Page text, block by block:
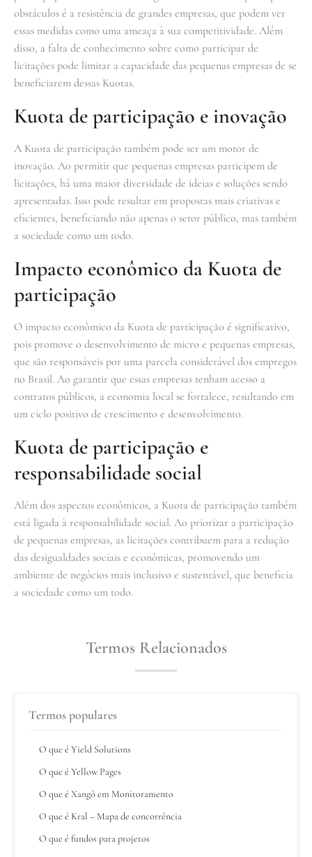
obstáculos é a resistência de grandes empresas, que podem ver
essas medidas como uma ameaça à sua competitividade. Além
disso, a falta de conhecimento sobre como participar de
licitações pode limitar a capacidade das pequenas empresas de se
beneficiarem dessas Kuotas.
Kuota de participação e inovação
A Kuota de participação também pode ser um motor de
inovação. Ao permitir que pequenas empresas participem de
licitações, há uma maior diversidade de ideias e soluções sendo
apresentadas. Isso pode resultar em propostas mais criativas e
eficientes, beneficiando não apenas o setor público, mas também
a sociedade como um todo.
Impacto econômico da Kuota de
participação
O impacto econômico da Kuota de participação é significativo,
pois promove o desenvolvimento de micro e pequenas empresas,
que são responsáveis por uma parcela considerável dos empregos
no Brasil. Ao garantir que essas empresas tenham acesso a
contratos públicos, a economia local se fortalece, resultando em
um ciclo positivo de crescimento e desenvolvimento.
Kuota de participação e
responsabilidade social
Além dos aspectos econômicos, a Kuota de participação também
está ligada à responsabilidade social. Ao priorizar a participação
de pequenas empresas, as licitações contribuem para a redução
das desigualdades sociais e econômicas, promovendo um
ambiente de negócios mais inclusivo e sustentável, que beneficia
a sociedade como um todo.
Termos Relacionados
Termos populares
O que é Yield Solutions
O que é Yellow Pages
O que é Xangô em Monitoramento
O que é Kral – Mapa de concorrência
O que é fundos para projetos